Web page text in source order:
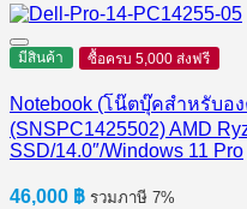
มีสินค้า ซื้อครบ 5,000 ส่งฟรี
Notebook (โน๊ตบุ๊คสำหรับอ
(SNSPC1425502) AMD
SSD/14.0″/Windows 11 Pro
46,000 ฿ รวมภาษี 7%